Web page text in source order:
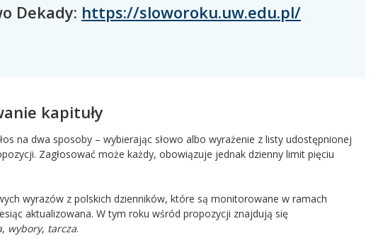
Dekady: https://sloworoku.uw.edu.pl/
kapituły
na dwa sposoby – wybierając słowo albo wyrażenie z listy udostępnionej
Zagłosować może każdy, obowiązuje jednak dzienny limit pięciu
wyrazów z polskich dzienników, które są monitorowane w ramach
aktualizowana. W tym roku wśród propozycji znajdują się
, wybory, tarcza.